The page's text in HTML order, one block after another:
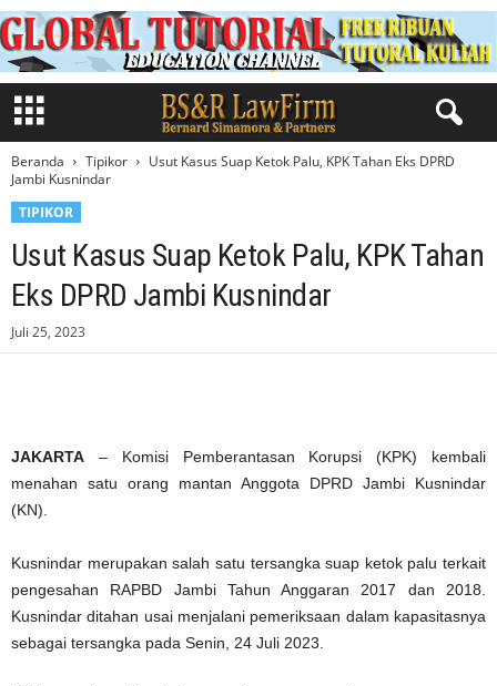
Beranda Tipikor
Usut Kasus Suap Ketok Palu, KPK Tahan Eks DPRD
Jambi Kusnindar
TIPIKOR
Usut Kasus Suap Ketok Palu, KPK Tahan
Eks DPRD Jambi Kusnindar
Juli 25, 2023
JAKARTA – Komisi Pemberantasan Korupsi (KPK) kembali
menahan satu orang mantan Anggota DPRD Jambi Kusnindar
(KN).
Kusnindar merupakan salah satu tersangka suap ketok palu terkait
pengesahan RAPBD Jambi Tahun Anggaran 2017 dan 2018.
Kusnindar ditahan usai menjalani pemeriksaan dalam kapasitasnya
sebagai tersangka pada Senin, 24 Juli 2023.